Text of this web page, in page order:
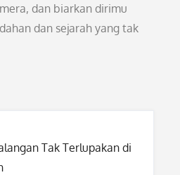
dan biarkan dirimu
dan sejarah yang tak
Tak Terlupakan di